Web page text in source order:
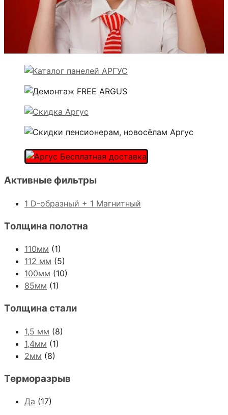
Активные фильтры
1 D-образный + 1 Магнитный
Толщина полотна
110мм (1)
112 мм (5)
100мм (10)
85мм (1)
Толщина стали
1,5 мм (8)
1,4мм (1)
2мм (8)
Терморазрыв
Да (17)